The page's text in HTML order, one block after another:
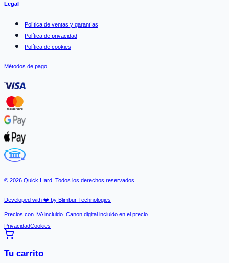
Legal
Política de ventas y garantías
Política de privacidad
Política de cookies
Métodos de pago
© 2026 Quick Hard. Todos los derechos reservados.
Developed with ❤️ by Blimbur Technologies
Precios con IVA incluido. Canon digital incluido en el precio.
PrivacidadCookies
Tu carrito